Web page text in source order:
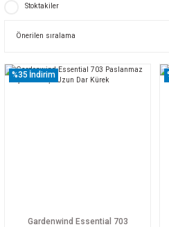
Stoktakiler
%35 İndirim
Gardenwind Essential 703